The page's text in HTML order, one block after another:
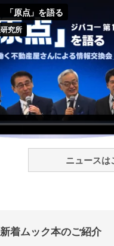
ニュースは
新着ムック本のご紹介